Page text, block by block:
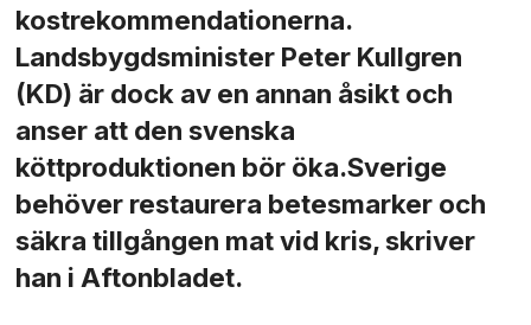
kostrekommendationerna.
Landsbygdsminister Peter Kullgren
(KD) är dock av en annan åsikt och
anser att den svenska
köttproduktionen bör öka.Sverige
behöver restaurera betesmarker och
säkra tillgången mat vid kris, skriver
han i Aftonbladet.